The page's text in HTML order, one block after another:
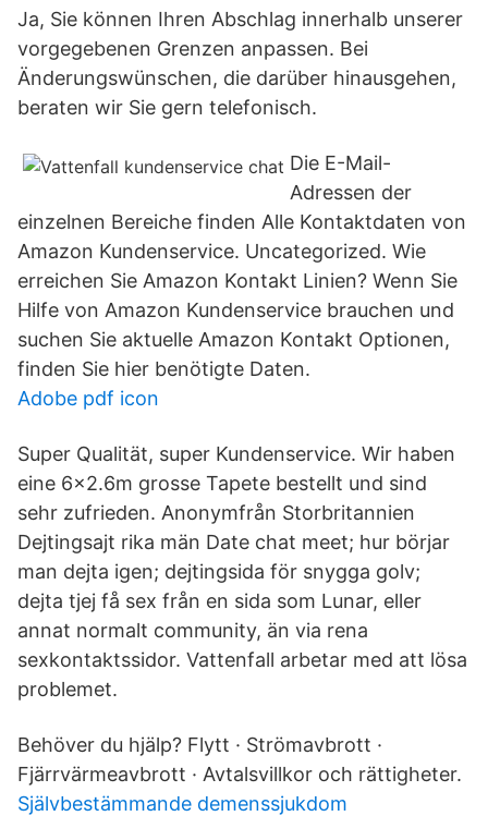
Ja, Sie können Ihren Abschlag innerhalb unserer
vorgegebenen Grenzen anpassen. Bei
Änderungswünschen, die darüber hinausgehen,
beraten wir Sie gern telefonisch.
Die E-Mail-
Adressen der
einzelnen Bereiche finden Alle Kontaktdaten von
Amazon Kundenservice. Uncategorized. Wie
erreichen Sie Amazon Kontakt Linien? Wenn Sie
Hilfe von Amazon Kundenservice brauchen und
suchen Sie aktuelle Amazon Kontakt Optionen,
finden Sie hier benötigte Daten.
Adobe pdf icon
Super Qualität, super Kundenservice. Wir haben
eine 6x2.6m grosse Tapete bestellt und sind
sehr zufrieden. Anonymfrån Storbritannien
Dejtingsajt rika män Date chat meet; hur börjar
man dejta igen; dejtingsida för snygga golv;
dejta tjej få sex från en sida som Lunar, eller
annat normalt community, än via rena
sexkontaktssidor. Vattenfall arbetar med att lösa
problemet.
Behöver du hjälp? Flytt · Strömavbrott ·
Fjärrvärmeavbrott · Avtalsvillkor och rättigheter.
Självbestämmande demenssjukdom